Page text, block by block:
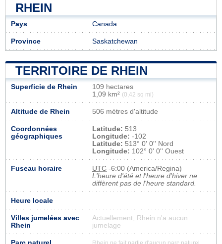
RHEIN
Pays Canada
Province Saskatchewan
TERRITOIRE DE RHEIN
Superficie de Rhein
109 hectares
1,09 km² (0,42 sq mi)
Altitude de Rhein 506 mètres d'altitude
Coordonnées
géographiques
Latitude: 513
Longitude: -102
Latitude: 513° 0' 0'' Nord
Longitude: 102° 0' 0'' Ouest
Fuseau horaire UTC -6:00 (America/Regina)
L'heure d'été et l'heure d'hiver ne
diffèrent pas de l'heure standard.
Heure locale
Villes jumelées avec
Rhein
Actuellement, Rhein n'a aucun
jumelage
Rhein ne fait partie d'aucun parc naturel